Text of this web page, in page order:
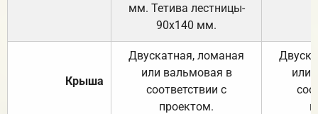
мм. Тетива лестницы-
90х140 мм.
Крыша
Двускатная, ломаная
или вальмовая в
соответствии с
проектом.
или